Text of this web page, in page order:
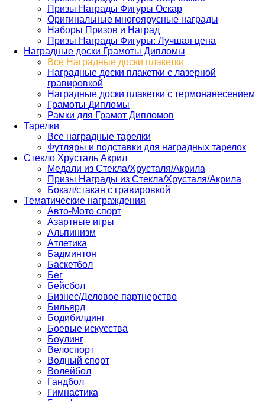
Призы Награды Фигуры Оскар
Оригинальные многоярусные награды
Наборы Призов и Наград
Призы Награды Фигуры: Лучшая цена
Наградные доски Грамоты Дипломы
Все Наградные доски плакетки
Наградные доски плакетки с лазерной
гравировкой
Наградные доски плакетки с термонанесением
Грамоты Дипломы
Рамки для Грамот Дипломов
Тарелки
Все наградные тарелки
Футляры и подставки для наградных тарелок
Стекло Хрусталь Акрил
Медали из Стекла/Хрусталя/Акрила
Призы Награды из Стекла/Хрусталя/Акрила
Бокал/стакан с гравировкой
Тематические награждения
Авто-Мото спорт
Азартные игры
Альпинизм
Атлетика
Бадминтон
Баскетбол
Бег
Бейсбол
Бизнес/Деловое партнерство
Бильярд
Бодибилдинг
Боевые искусства
Боулинг
Велоспорт
Водный спорт
Волейбол
Гандбол
Гимнастика